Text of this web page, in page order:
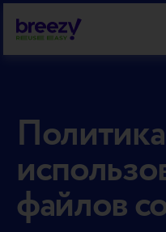
Политика
файлов